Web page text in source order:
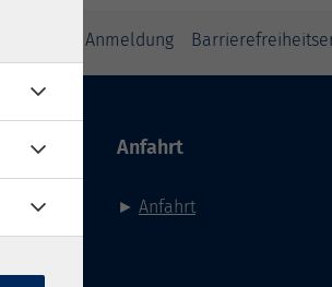
zur Anmeldung
Anfahrt
► Anfahrt